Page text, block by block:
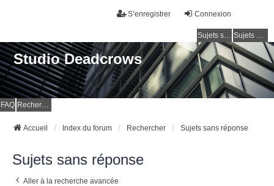
Connexion
S’enregistrer
Sujets sans réponse Sujets actifs
Studio Deadcrows
FAQ Rechercher
Accueil Index du forum Rechercher Sujets sans réponse
Sujets sans réponse
Aller à la recherche avancée